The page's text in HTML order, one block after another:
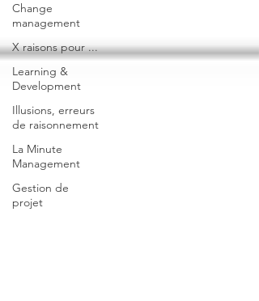
Change
management
X raisons pour ...
Learning &
Development
Illusions, erreurs
de raisonnement
La Minute
Management
Gestion de
projet